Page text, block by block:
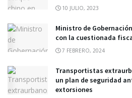
10 JULIO, 2023
Ministro de
con la cuestionada
7 FEBRERO, 2024
Transportistas
un plan de seguridad
extorsiones